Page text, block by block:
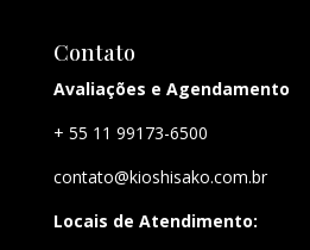
Contato
Avaliações e Agendamento
+ 55 11 99173-6500
contato@kioshisako.com.br
Locais de Atendimento: